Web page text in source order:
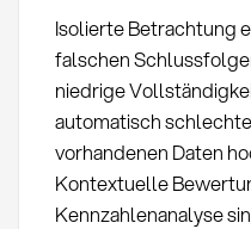
Isolierte Betrachtung
falschen
niedrige
automatisch
vorhandenen Daten
Kontextuelle
Kennzahlenanalyse